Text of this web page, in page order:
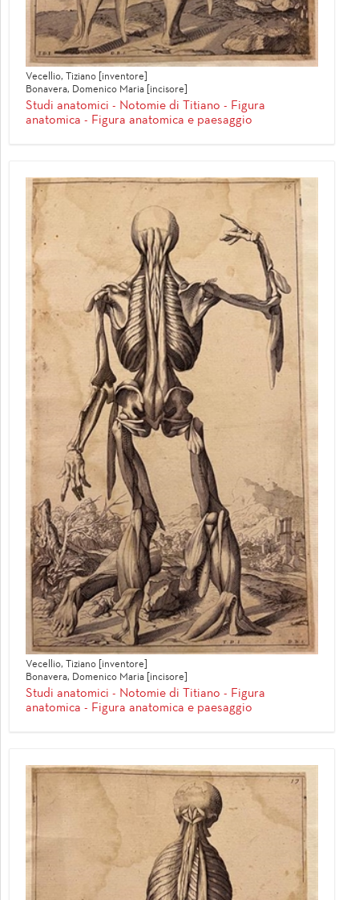
Vecellio, Tiziano [inventore]
Bonavera, Domenico Maria [incisore]
Studi anatomici - Notomie di Titiano - Figura
anatomica - Figura anatomica e paesaggio
Vecellio, Tiziano [inventore]
Bonavera, Domenico Maria [incisore]
Studi anatomici - Notomie di Titiano - Figura
anatomica - Figura anatomica e paesaggio